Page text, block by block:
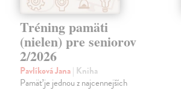
Tréning pamäti
(nielen) pre seniorov
2/2026
Pavlíková Jana| Kniha
Pamäť je jednou z najcennejších